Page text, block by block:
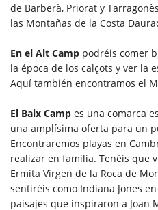
de Barberà, Priorat y
las Montañas de la Costa
En el Alt Camp podréis comer
la época de los calçots y ver la
Aquí también encontramos el
El Baix Camp es una comarca
una amplísima oferta para un
Encontraremos playas en
realizar en familia. Tenéis que
Ermita Virgen de la Roca de
sentiréis como Indiana Jones
paisajes que inspiraron a Joan